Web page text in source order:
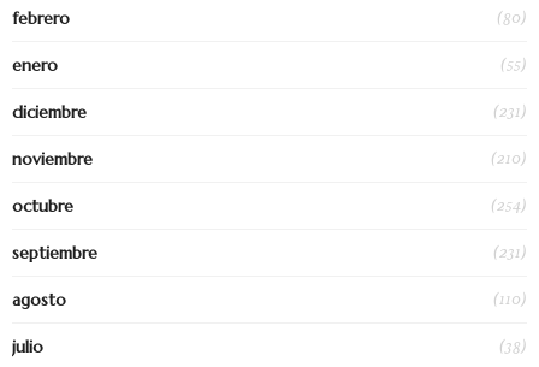
febrero (80)
enero (55)
diciembre (231)
noviembre (210)
octubre (254)
septiembre (231)
agosto (110)
julio (38)